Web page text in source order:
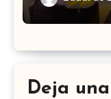
Deja